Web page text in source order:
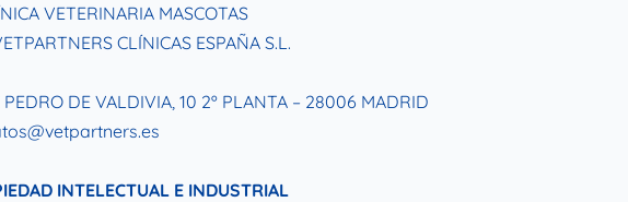
VETERINARIA MASCOTAS
CLÍNICAS ESPAÑA S.L.
DE VALDIVIA, 10 2º PLANTA – 28006 MADRID
INTELECTUAL E INDUSTRIAL